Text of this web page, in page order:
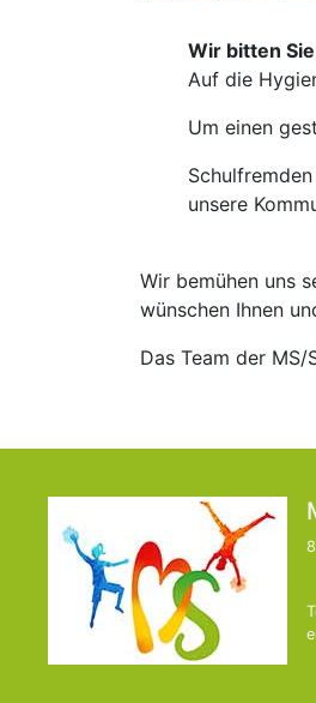
Wir bitten
Auf die
Um einen
unsere
Wir bemühen uns
wünschen Ihnen
Das Team der MS/